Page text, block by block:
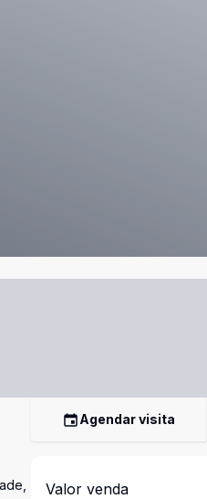
Agendar visita
Valor venda